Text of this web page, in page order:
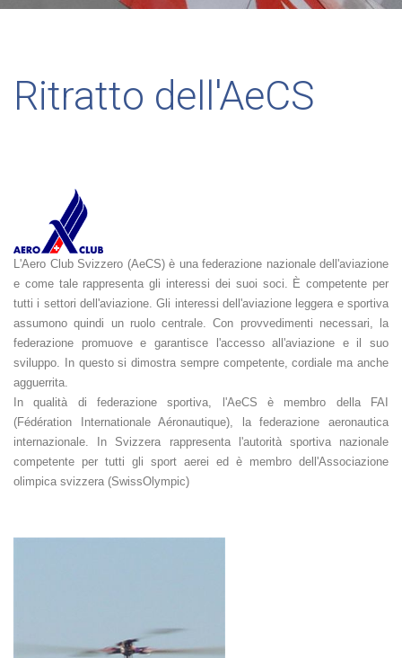
Ritratto dell'AeCS
L'Aero Club Svizzero (AeCS) è una federazione nazionale dell'aviazione
e come tale rappresenta gli interessi dei suoi soci. È competente per
tutti i settori dell'aviazione. Gli interessi dell'aviazione leggera e sportiva
assumono quindi un ruolo centrale. Con provvedimenti necessari, la
federazione promuove e garantisce l'accesso all'aviazione e il suo
sviluppo. In questo si dimostra sempre competente, cordiale ma anche
agguerrita.
In qualità di federazione sportiva, l'AeCS è membro della FAI
(Fédération Internationale Aéronautique), la federazione aeronautica
internazionale. In Svizzera rappresenta l'autorità sportiva nazionale
competente per tutti gli sport aerei ed è membro dell'Associazione
olimpica svizzera (SwissOlympic)